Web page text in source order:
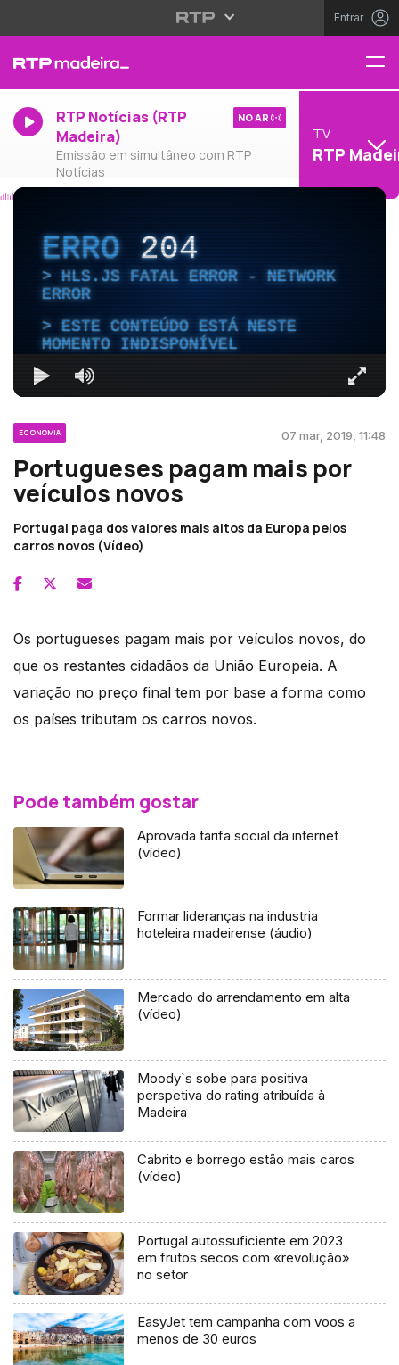
Entrar
RTP Notícias (RTP
Madeira)
Emissão em simultâneo com RTP
Notícias
NO AR
TV
RTP
ERRO204
HLS.JS FATAL ERROR - NETWORK
ERROR
ESTE CONTEÚDO ESTÁ NESTE
MOMENTO INDISPONÍVEL
ECONOMIA 07 mar, 2019, 11:48
Portugueses pagam mais por
veículos novos
Portugal paga dos valores mais altos da Europa pelos
carros novos (Vídeo)
Os portugueses pagam mais por veículos novos, do
que os restantes cidadãos da União Europeia. A
variação no preço final tem por base a forma como
os países tributam os carros novos.
Pode também gostar
Aprovada tarifa social da internet
(vídeo)
Formar lideranças na industria
hoteleira madeirense (áudio)
Mercado do arrendamento em alta
(vídeo)
Moody`s sobe para positiva
perspetiva do rating atribuída à
Madeira
Cabrito e borrego estão mais caros
(vídeo)
Portugal autossuficiente em 2023
em frutos secos com «revolução»
no setor
EasyJet tem campanha com voos a
menos de 30 euros